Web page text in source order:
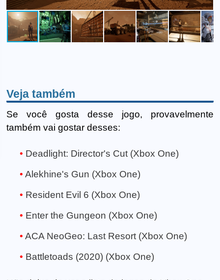
Veja também
Se você gosta desse jogo, provavelmente
também vai gostar desses:
Deadlight: Director's Cut (Xbox One)
Alekhine's Gun (Xbox One)
Resident Evil 6 (Xbox One)
Enter the Gungeon (Xbox One)
ACA NeoGeo: Last Resort (Xbox One)
Battletoads (2020) (Xbox One)